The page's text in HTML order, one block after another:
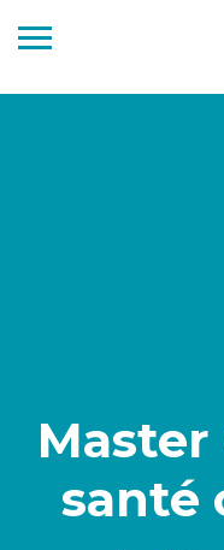
Master
santé